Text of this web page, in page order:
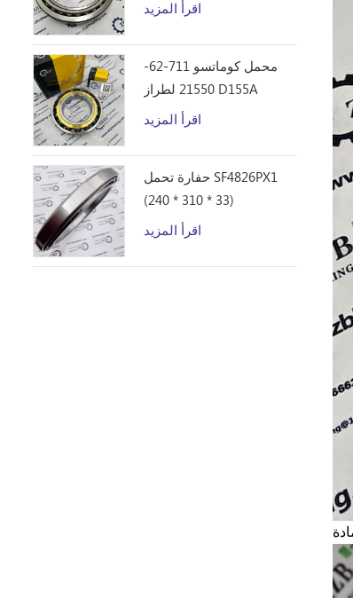
اقرأ المزيد
محمل كوماتسو 711-62-
21550 لطراز D155A
اقرأ المزيد
حفارة تحمل SF4826PX1
(240 * 310 * 33)
اقرأ المزيد